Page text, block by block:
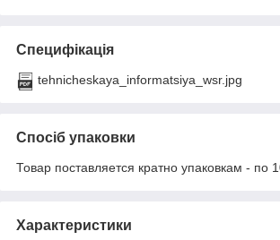
Специфікація
tehnicheskaya_informatsiya_wsr.jpg
Спосіб упаковки
Товар поставляется кратно упаковкам - по
Характеристики